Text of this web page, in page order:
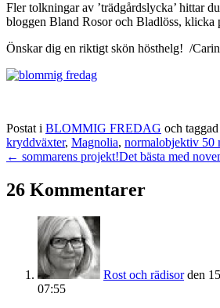
Fler tolkningar av ’trädgårdslycka’ hittar
bloggen Bland Rosor och Bladlöss, klicka
Önskar dig en riktigt skön hösthelg! /
Postat i BLOMMIG FREDAG och
kryddväxter, Magnolia, normalobjektiv 50
← sommarens projekt!Det bästa med
26 Kommentarer
Rost och rädisor den
07:55